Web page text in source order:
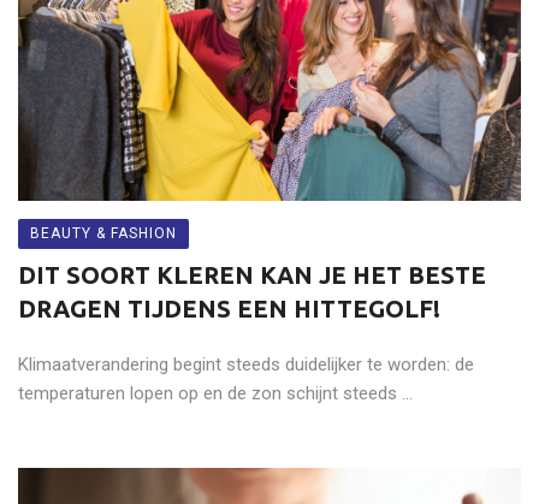
BEAUTY & FASHION
DIT SOORT KLEREN KAN JE HET BESTE
DRAGEN TIJDENS EEN HITTEGOLF!
Klimaatverandering begint steeds duidelijker te worden: de
temperaturen lopen op en de zon schijnt steeds ...